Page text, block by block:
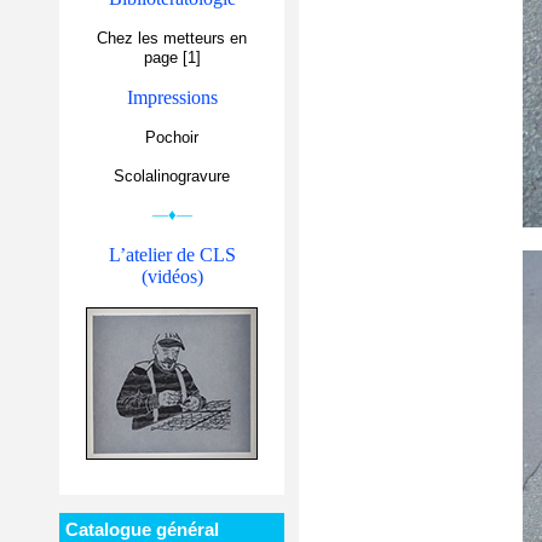
Chez les metteurs en
page [1]
Impressions
Pochoir
Scolalinogravure
—♦—
L’atelier de CLS
(vidéos)
Catalogue général